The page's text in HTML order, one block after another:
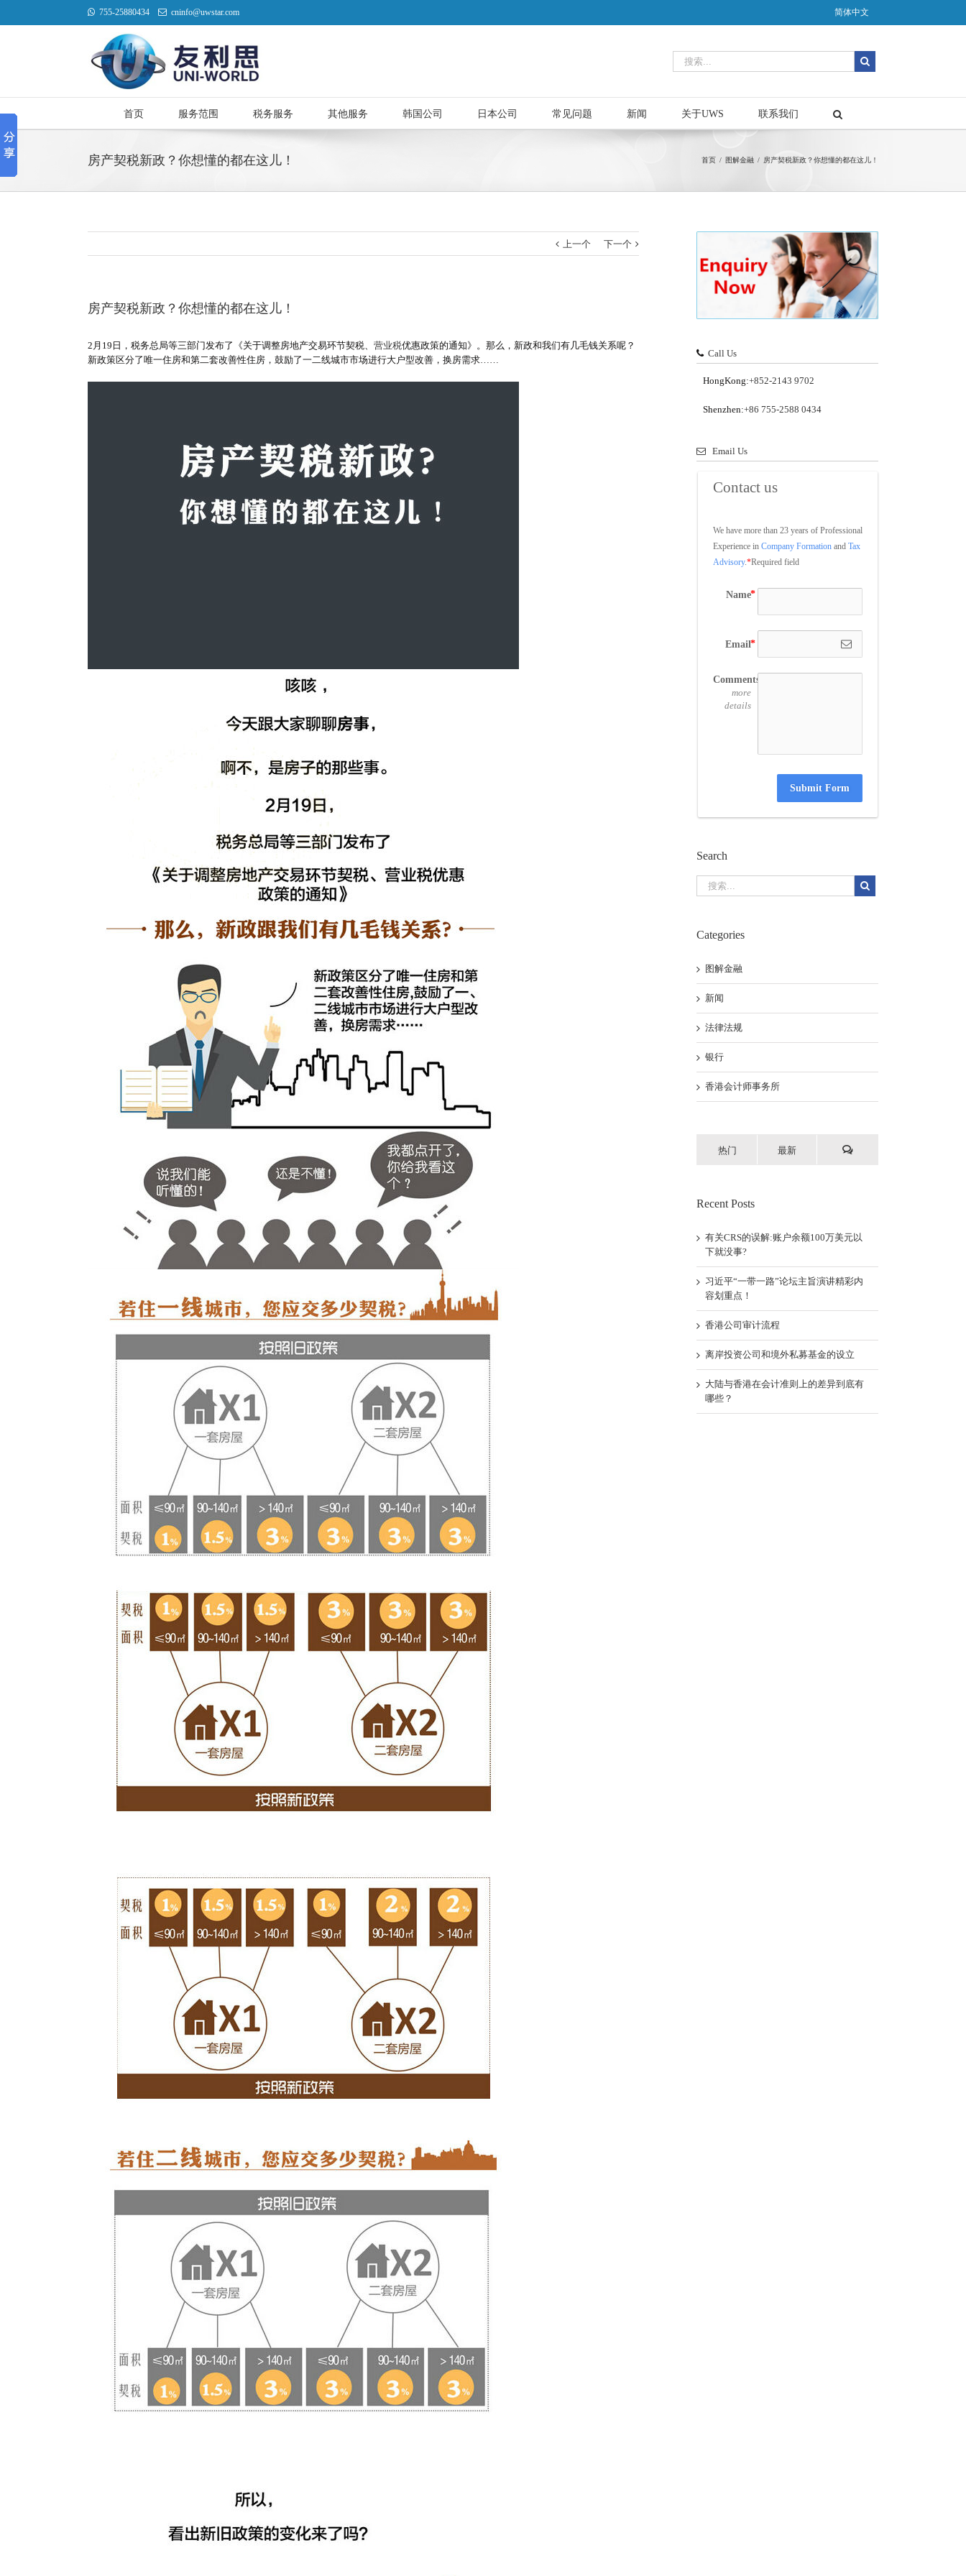
755-25880434 cninfo@uwstar.com 简体中文
首页 服务范围 税务服务 其他服务 韩国公司 日本公司 常见问题 新闻 关于UWS 联系我们
房产契税新政？你想懂的都在这儿！ 首页 / 图解金融 / 房产契税新政？你想懂的都在这儿！
上一个 下一个
房产契税新政？你想懂的都在这儿！
2月19日，税务总局等三部门发布了《关于调整房地产交易环节契税、 营业税优惠政策的通知》。那么，新政和我们有几毛钱关系呢？
新政策区分了唯一住房和第二套改善性住房，鼓励了一二线城市市场进行大户型改善，换房需求……
Call Us
HongKong:+852-2143 9702
Shenzhen:+86 755-2588 0434
Email Us
Contact us
We have more than 23 years of Professional
Experience in Company Formation and Tax
Advisory.*Required field
Name
Email
Comments
more
details
Submit Form
Search
Categories
图解金融
新闻
法律法规
银行
香港会计师事务所
热门 最新
Recent Posts
有关CRS的误解:账户余额100万美元以
下就没事?
习近平“一带一路”论坛主旨演讲精彩内
容划重点！
香港公司审计流程
离岸投资公司和境外私募基金的设立
大陆与香港在会计准则上的差异到底有
哪些？